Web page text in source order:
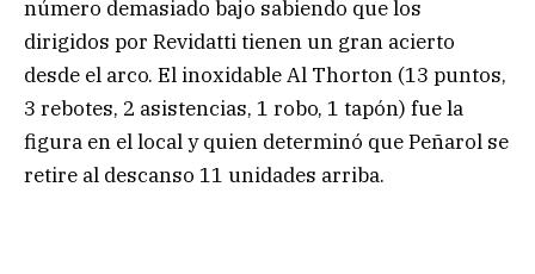
número demasiado bajo sabiendo que los
dirigidos por Revidatti tienen un gran acierto
desde el arco. El inoxidable Al Thorton (13 puntos,
3 rebotes, 2 asistencias, 1 robo, 1 tapón) fue la
figura en el local y quien determinó que Peñarol se
retire al descanso 11 unidades arriba.